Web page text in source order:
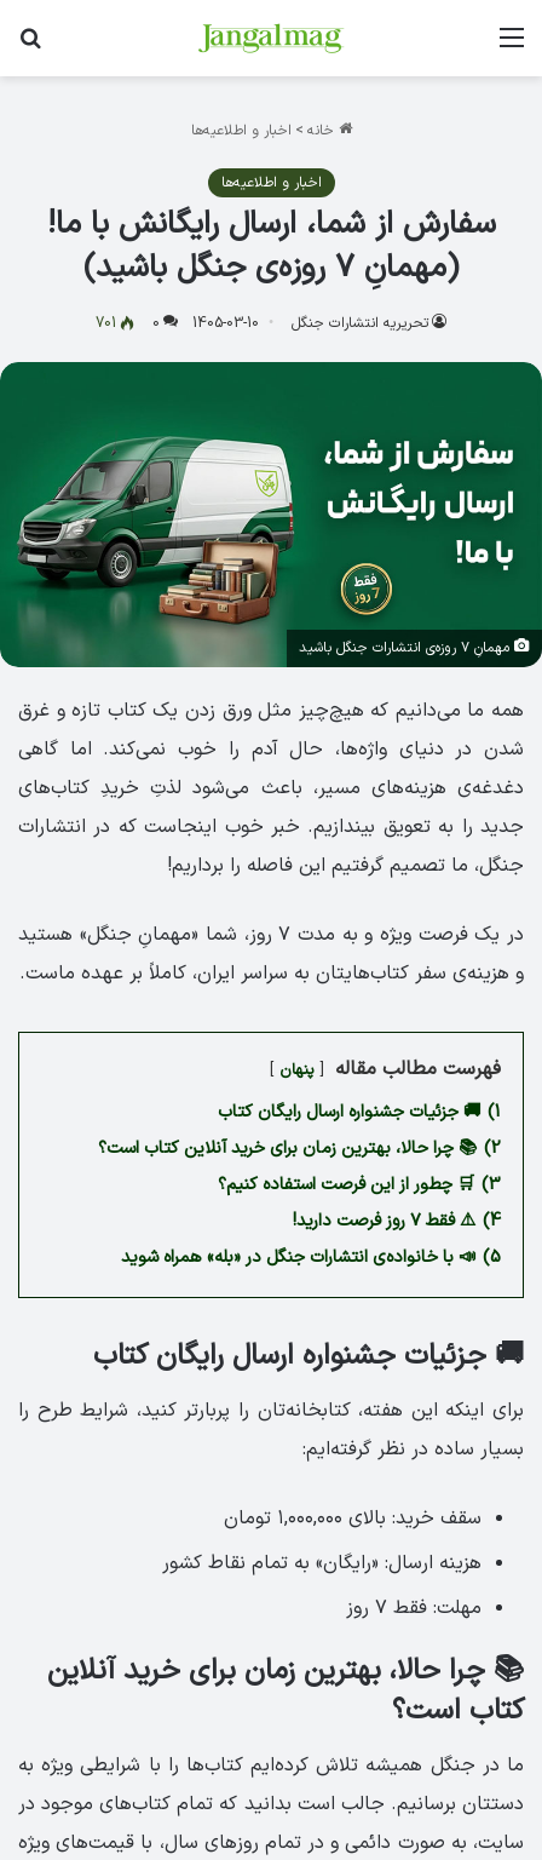
منو
خانه > اخبار و اطلاعیه‌ها
اخبار و اطلاعیه‌ها
سفارش از شما، ارسال رایگانش با ما!
(مهمانِ ۷ روزه‌ی جنگل باشید)
تحریریه انتشارات جنگل 1405-03-10
0
701
مهمانِ ۷ روزه‌ی انتشارات جنگل باشید
همه ما می‌دانیم که هیچ‌چیز مثل ورق زدن یک کتاب تازه و غرق
شدن در دنیای واژه‌ها، حال آدم را خوب نمی‌کند. اما گاهی
دغدغه‌ی هزینه‌های مسیر، باعث می‌شود لذتِ خریدِ کتاب‌های
جدید را به تعویق بیندازیم. خبر خوب اینجاست که در انتشارات
جنگل، ما تصمیم گرفتیم این فاصله را برداریم!
در یک فرصت ویژه و به مدت ۷ روز، شما «مهمانِ جنگل» هستید
و هزینه‌ی سفر کتاب‌هایتان به سراسر ایران، کاملاً بر عهده ماست.
فهرست مطالب مقاله پنهان
1) 🚚 جزئیات جشنواره ارسال رایگان کتاب
2) 📚 چرا حالا، بهترین زمان برای خرید آنلاین کتاب است؟
3) 🛒 چطور از این فرصت استفاده کنیم؟
4) ⚠️ فقط ۷ روز فرصت دارید!
5) 📣 با خانواده‌ی انتشارات جنگل در «بله» همراه شوید
🚚 جزئیات جشنواره ارسال رایگان کتاب
برای اینکه این هفته، کتابخانه‌تان را پربارتر کنید، شرایط طرح را
بسیار ساده در نظر گرفته‌ایم:
سقف خرید: بالای ۱,۰۰۰,۰۰۰ تومان
هزینه ارسال: «رایگان» به تمام نقاط کشور
مهلت: فقط ۷ روز
📚 چرا حالا، بهترین زمان برای خرید آنلاین
کتاب است؟
ما در جنگل همیشه تلاش کرده‌ایم کتاب‌ها را با شرایطی ویژه به
دستتان برسانیم. جالب است بدانید که تمام کتاب‌های موجود در
سایت، به صورت دائمی و در تمام روزهای سال، با قیمت‌های ویژه